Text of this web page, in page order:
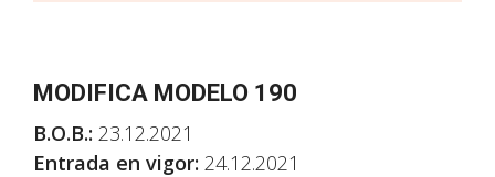
MODIFICA MODELO 190
B.O.B.: 23.12.2021
Entrada en vigor: 24.12.2021